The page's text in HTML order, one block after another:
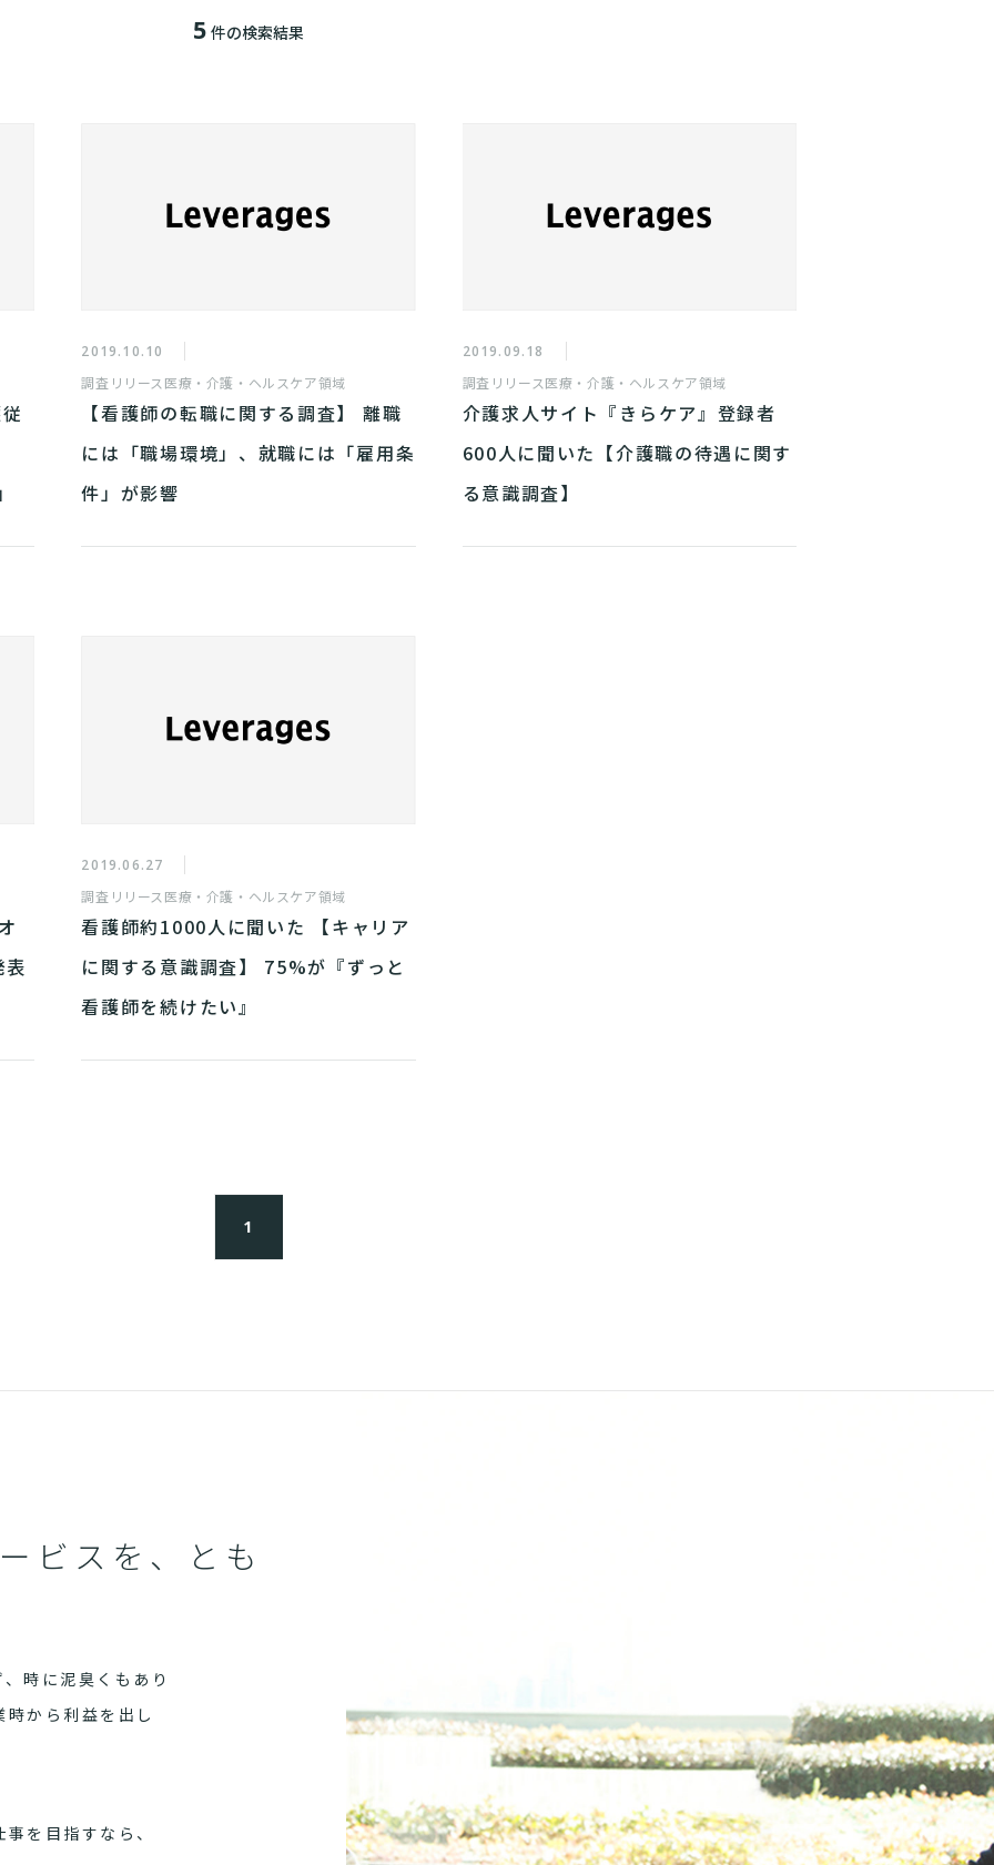
5 件の検索結果
2019.10.10
調査リリース医療・介護・ヘルスケア領域
【看護師の転職に関する調査】 離職
には「職場環境」、就職には「雇用条
件」が影響
2019.09.18
調査リリース医療・介護・ヘルスケア領域
介護求人サイト『きらケア』登録者
600人に聞いた【介護職の待遇に関す
る意識調査】
表
2019.06.27
調査リリース 医療・介護・ヘルスケア領域
看護師約1000人に聞いた 【キャリア
に関する意識調査】 75%が『ずっと
看護師を続けたい』
1
ビスを、とも
時に泥臭くもあり
から利益を出し
を目指すなら、